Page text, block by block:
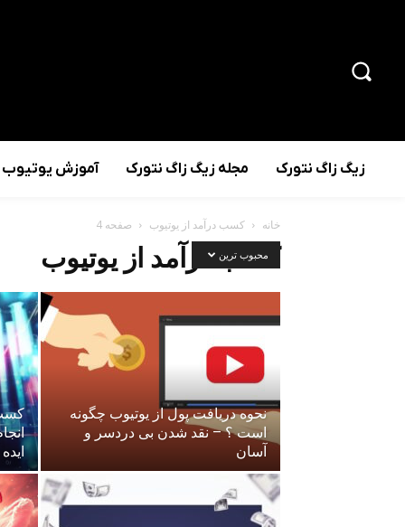
زیگ زاگ نتورک مجله زیگ زاگ نتورک آموزش یوتیوب
خانه کسب درآمد از یوتیوب صفحه 4
کسب درآمد از یوتیوب
محبوب ترین
ایده
نحوه دریافت پول از یوتیوب چگونه
است ؟ – نقد شدن بی دردسر و
آسان